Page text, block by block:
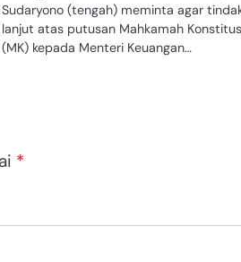
Sudaryono (tengah) meminta agar
lanjut atas putusan Mahkamah
(MK) kepada Menteri Keuangan…
*